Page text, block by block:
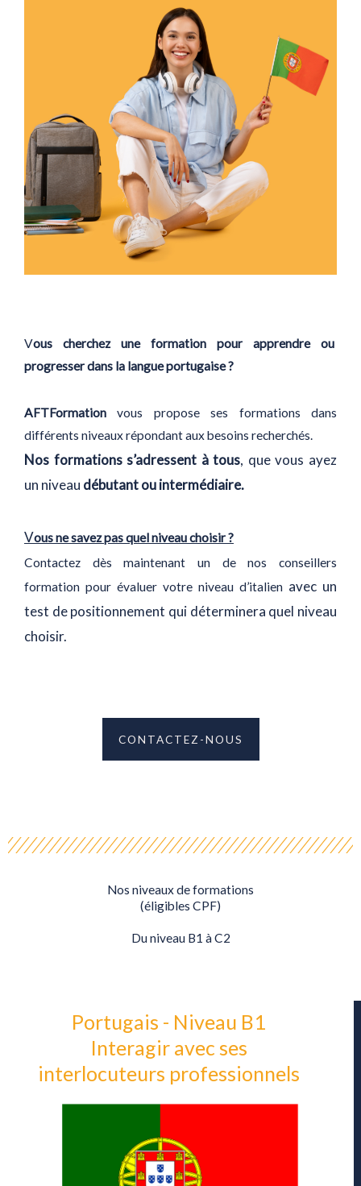
Vous cherchez une formation pour apprendre ou
progresser dans la langue portugaise ?
AFTFormation vous propose ses formations dans
différents niveaux répondant aux besoins recherchés.
Nos formations s’adressent à tous, que vous ayez
un niveau débutant ou intermédiaire.
Vous ne savez pas quel niveau choisir ?
Contactez dès maintenant un de nos conseillers
formation pour évaluer votre niveau d’italien avec un
test de positionnement qui déterminera quel niveau
choisir.
CONTACTEZ-NOUS
Nos niveaux de formations
(éligibles CPF)
Du niveau B1 à C2
Portugais - Niveau B1
Interagir avec ses
interlocuteurs professionnels